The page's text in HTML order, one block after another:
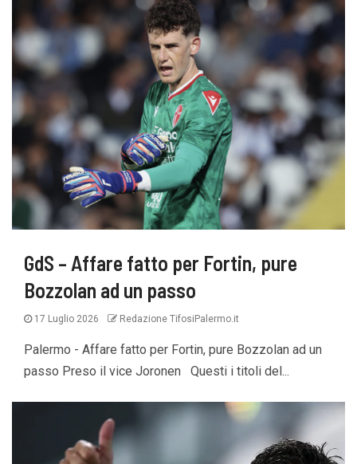
GdS – Affare fatto per Fortin, pure
Bozzolan ad un passo
17 Luglio 2026 Redazione TifosiPalermo.it
Palermo - Affare fatto per Fortin, pure Bozzolan ad un
passo Preso il vice Joronen Questi i titoli del...